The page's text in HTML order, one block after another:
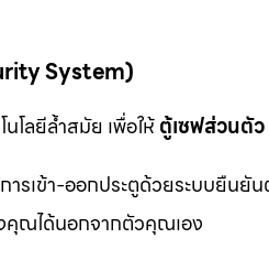
System)
นโลยีล้ำสมัย เพื่อให้ตู้เซฟส่วนตัว
ารเข้า-ออกประตูด้วยระบบยืน
คุณได้นอกจากตัวคุณเอง